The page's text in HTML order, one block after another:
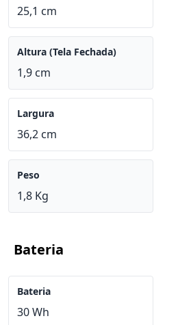
25,1 cm
Altura (Tela Fechada)
1,9 cm
Largura
36,2 cm
Peso
1,8 Kg
Bateria
Bateria
30 Wh